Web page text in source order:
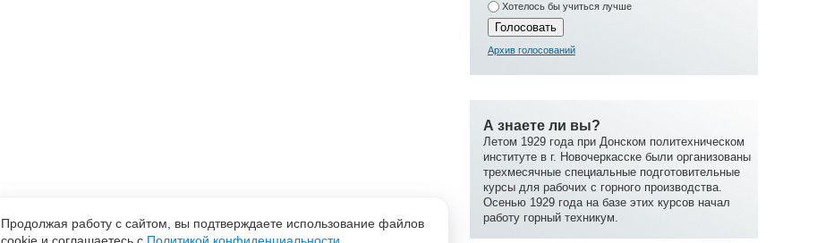
Хотелось бы учиться лучше
Архив голосований
А знаете ли вы?
Летом 1929 года при Донском политехническом
институте в г. Новочеркасске были организованы
трехмесячные специальные подготовительные
курсы для рабочих с горного производства.
Осенью 1929 года на базе этих курсов начал
работу горный техникум.
Продолжая работу с сайтом, вы подтверждаете использование файлов